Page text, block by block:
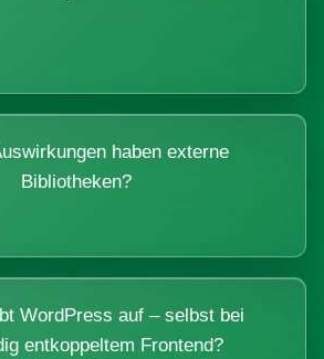
haben externe
Bibliotheken?
WordPress auf – selbst bei
entkoppeltem Frontend?